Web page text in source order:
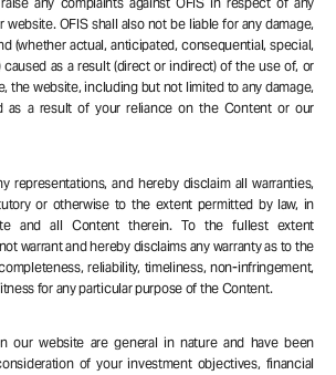
OFIS shall also not be liable for any damage,
(whether actual, anticipated, consequential, special,
as a result (direct or indirect) of the use of, or
the website, including but not limited to any damage,
as a result of your reliance on the Content or our
representations, and hereby disclaim all warranties,
or otherwise to the extent permitted by law, in
and all Content therein. To the fullest extent
warrant and hereby disclaims any warranty as to the
reliability, timeliness, non-infringement,
for any particular purpose of the Content.
our website are general in nature and have been
of your investment objectives, financial